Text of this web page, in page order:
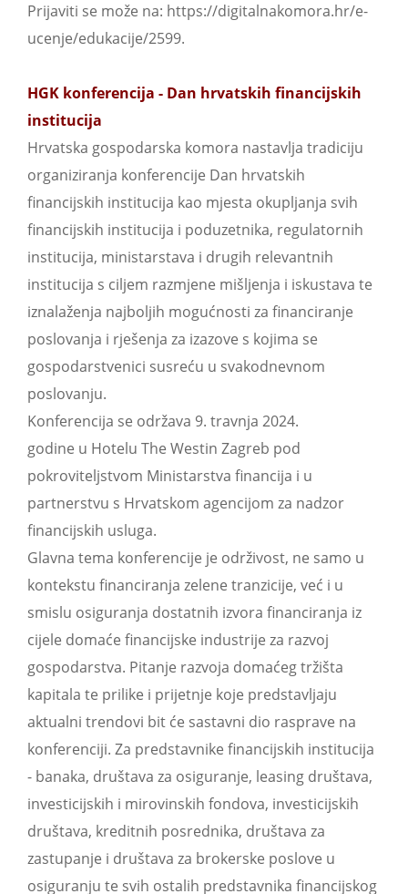
Prijaviti se može na: https://digitalnakomora.hr/e-
ucenje/edukacije/2599.
HGK konferencija - Dan hrvatskih financijskih
institucija
Hrvatska gospodarska komora nastavlja tradiciju
organiziranja konferencije Dan hrvatskih
financijskih institucija kao mjesta okupljanja svih
financijskih institucija i poduzetnika, regulatornih
institucija, ministarstava i drugih relevantnih
institucija s ciljem razmjene mišljenja i iskustava te
iznalaženja najboljih mogućnosti za financiranje
poslovanja i rješenja za izazove s kojima se
gospodarstvenici susreću u svakodnevnom
poslovanju.
Konferencija se održava 9. travnja 2024.
godine u Hotelu The Westin Zagreb pod
pokroviteljstvom Ministarstva financija i u
partnerstvu s Hrvatskom agencijom za nadzor
financijskih usluga.
Glavna tema konferencije je održivost, ne samo u
kontekstu financiranja zelene tranzicije, već i u
smislu osiguranja dostatnih izvora financiranja iz
cijele domaće financijske industrije za razvoj
gospodarstva. Pitanje razvoja domaćeg tržišta
kapitala te prilike i prijetnje koje predstavljaju
aktualni trendovi bit će sastavni dio rasprave na
konferenciji. Za predstavnike financijskih institucija
- banaka, društava za osiguranje, leasing društava,
investicijskih i mirovinskih fondova, investicijskih
društava, kreditnih posrednika, društava za
zastupanje i društava za brokerske poslove u
osiguranju te svih ostalih predstavnika financijskog